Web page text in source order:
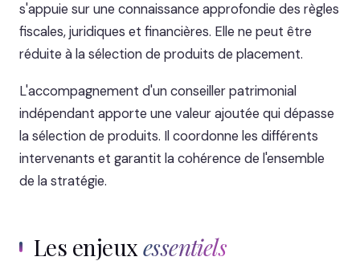
s'appuie sur une connaissance approfondie des règles
fiscales, juridiques et financières. Elle ne peut être
réduite à la sélection de produits de placement.
L'accompagnement d'un conseiller patrimonial
indépendant apporte une valeur ajoutée qui dépasse
la sélection de produits. Il coordonne les différents
intervenants et garantit la cohérence de l'ensemble
de la stratégie.
Les enjeuxessentiels